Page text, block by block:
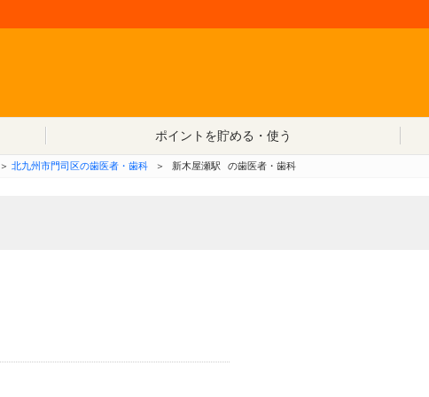
ポイントを貯める・使う
＞ 北九州市門司区の歯医者・歯科 ＞ 新木屋瀬駅 の歯医者・歯科